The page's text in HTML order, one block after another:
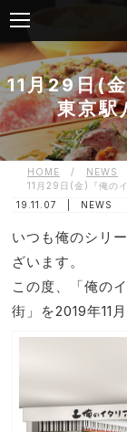
11月29日(
東京駅
HOME / NEWS
11月29日(金)『俺の
19.11.07 |
NEWS
いつも俺のシリ
ざいます。
この度、「俺の
街」を2019年11